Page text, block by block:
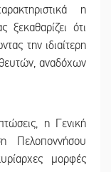
η
ότι
την ιδιαίτερη
αναδόχων
η Γενική
Πελοποννήσου
μορφές